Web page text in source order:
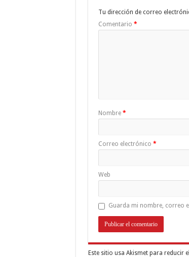
Tu dirección de correo
Comentario *
Nombre *
Correo electrónico *
Web
Guarda mi nombre, correo
Este sitio usa Akismet para reducir